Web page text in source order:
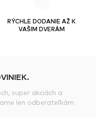
RÝCHLE DODANIE AŽ K
VAŠIM DVERÁM
super akciách a
len odberateľkám